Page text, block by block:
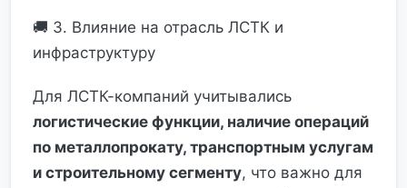
🚚 3. Влияние на отрасль ЛСТК и
инфраструктуру
Для ЛСТК-компаний учитывались
логистические функции, наличие операций
по металлопрокату, транспортным услугам
и строительному сегменту, что важно для